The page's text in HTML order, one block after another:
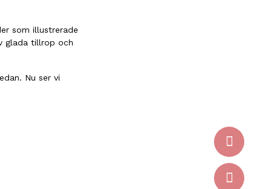
som illustrerade
glada tillrop och
Nu ser vi